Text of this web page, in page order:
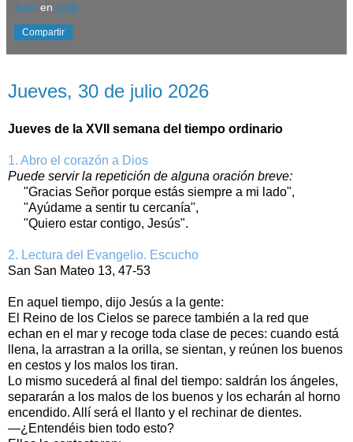
Satu en 0:00
Compartir
Jueves, 30 de julio 2026
Jueves de la XVII semana del tiempo ordinario
1. Abro el corazón a Dios
Puede servir la repetición de alguna oración breve:
"Gracias Señor porque estás siempre a mi lado",
"Ayúdame a sentir tu cercanía",
"Quiero estar contigo, Jesús".
2. Lectura del Evangelio. Escucho
San San Mateo 13, 47‑53
En aquel tiempo, dijo Jesús a la gente:
El Reino de los Cielos se parece también a la red que
echan en el mar y recoge toda clase de peces: cuando está
llena, la arrastran a la orilla, se sientan, y reúnen los buenos
en cestos y los malos los tiran.
Lo mismo sucederá al final del tiempo: saldrán los ángeles,
separarán a los malos de los buenos y los echarán al horno
encendido. Allí será el llanto y el rechinar de dientes.
—¿Entendéis bien todo esto?